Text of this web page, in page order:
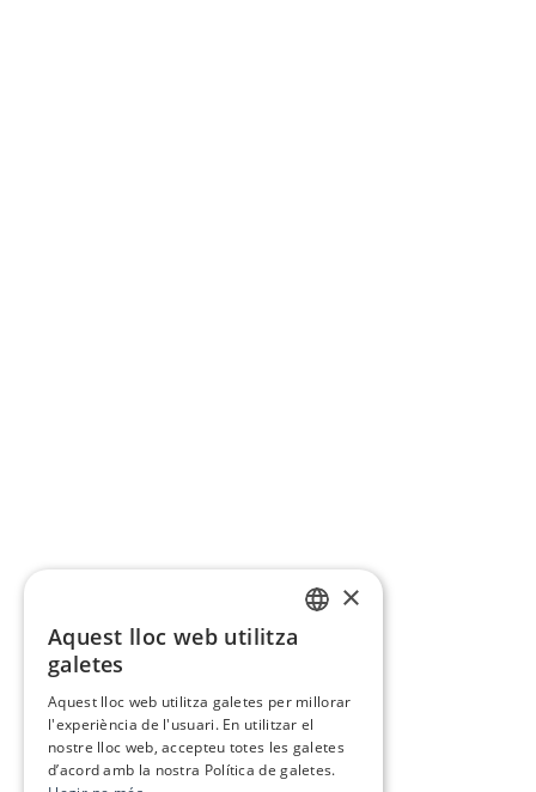
×
Aquest lloc web utilitza
galetes
Aquest lloc web utilitza galetes per millorar
l'experiència de l'usuari. En utilitzar el
nostre lloc web, accepteu totes les galetes
d’acord amb la nostra Política de galetes.